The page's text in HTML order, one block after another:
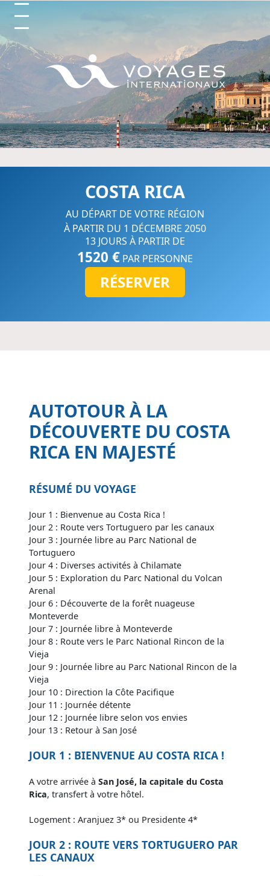
Circuits et Séjours en France,
COSTA RICA
AU DÉPART DE VOTRE RÉGION
À PARTIR DU 1 DÉCEMBRE 2050
13 JOURS À PARTIR DE
1520 € PAR PERSONNE
RÉSERVER
AUTOTOUR À LA
DÉCOUVERTE DU COSTA
RICA EN MAJESTÉ
RÉSUMÉ DU VOYAGE
Jour 1 : Bienvenue au Costa Rica !
Jour 2 : Route vers Tortuguero par les canaux
Jour 3 : Journée libre au Parc National de
Tortuguero
Jour 4 : Diverses activités à Chilamate
Jour 5 : Exploration du Parc National du Volcan
Arenal
Jour 6 : Découverte de la forêt nuageuse
Monteverde
Jour 7 : Journée libre à Monteverde
Jour 8 : Route vers le Parc National Rincon de la
Vieja
Jour 9 : Journée libre au Parc National Rincon de la
Vieja
Jour 10 : Direction la Côte Pacifique
Jour 11 : Journée détente
Jour 12 : Journée libre selon vos envies
Jour 13 : Retour à San José
JOUR 1 : BIENVENUE AU COSTA RICA !
A votre arrivée à San José, la capitale du Costa
Rica, transfert à votre hôtel.
Logement : Aranjuez 3* ou Presidente 4*
JOUR 2 : ROUTE VERS TORTUGUERO PAR
LES CANAUX